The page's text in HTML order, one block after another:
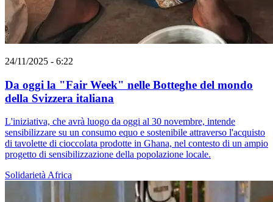
24/11/2025 - 6:22
Da oggi la "Fair Week" nelle Botteghe del mondo
della Svizzera italiana
L'iniziativa, che avrà luogo da oggi al 30 novembre, intende
sensibilizzare su un consumo equo e sostenibile attraverso l'acquisto
di tavolette di cioccolata prodotte in Ghana, nel contesto di un ampio
progetto di sensibilizzazione della popolazione locale.
SolidarietàAfrica